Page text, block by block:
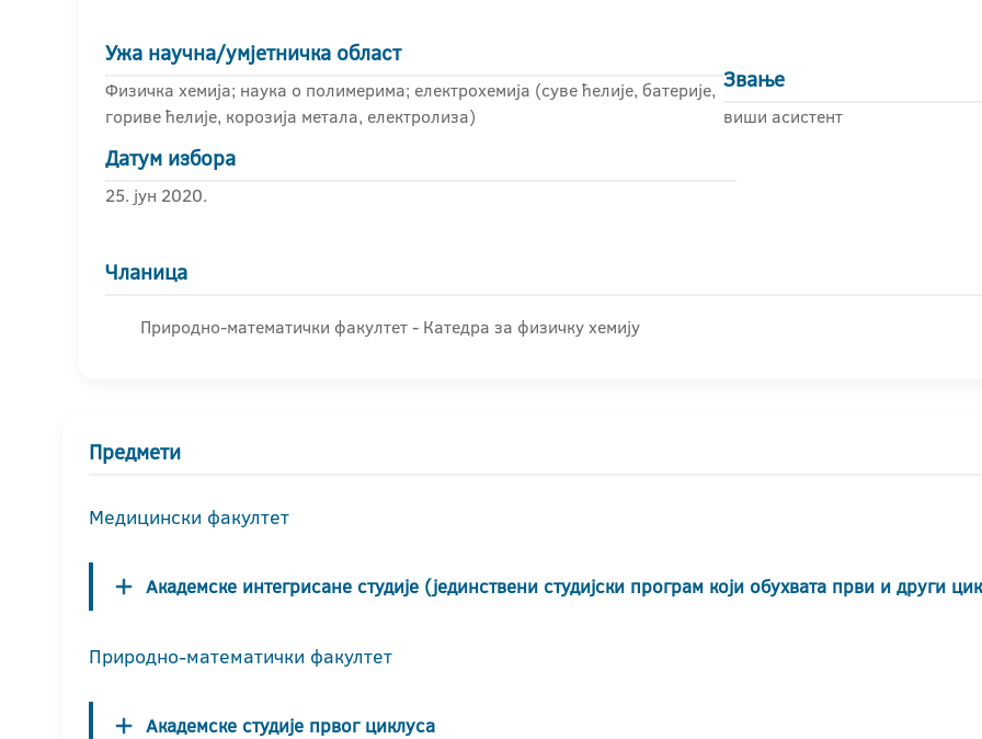
Ужа научна/умјетничка област
Физичка хемија; наука о полимерима; електрохемија (суве ћелије, батерије,
гориве ћелије, корозија метала, електролиза)
Звање
виши асистент
Датум избора
25. јун 2020.
Чланица
Природно-математички факултет - Катедра за физичку хемију
Предмети
Медицински факултет
Академске интегрисане студије (јединствени студијски програм који обухвата први и други
Природно-математички факултет
Академске студије првог циклуса